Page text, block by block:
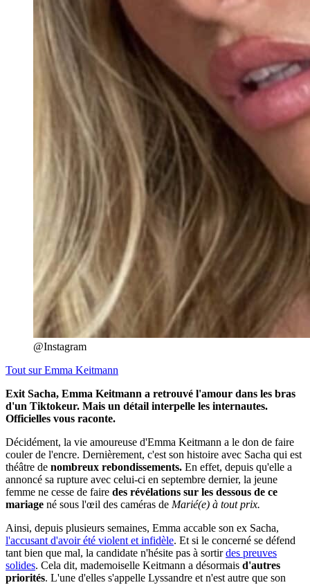
@Instagram
Tout surEmma Keitmann
Exit Sacha, Emma Keitmann a retrouvé l'amour dans les bras
d'un Tiktokeur. Mais un détail interpelle les internautes.
Officielles vous raconte.
Décidément, la vie amoureuse d'Emma Keitmann a le don de faire
couler de l'encre. Dernièrement, c'est son histoire avec Sacha qui est
théâtre de nombreux rebondissements. En effet, depuis qu'elle a
annoncé sa rupture avec celui-ci en septembre dernier, la jeune
femme ne cesse de faire des révélations sur les dessous de ce
mariage né sous l'œil des caméras de Marié(e) à tout prix.
Ainsi, depuis plusieurs semaines, Emma accable son ex Sacha,
l'accusant d'avoir été violent et infidèle. Et si le concerné se défend
tant bien que mal, la candidate n'hésite pas à sortirdes preuves
solides. Cela dit, mademoiselle Keitmann a désormais d'autres
priorités. L'une d'elles s'appelle Lyssandre et n'est autre que son